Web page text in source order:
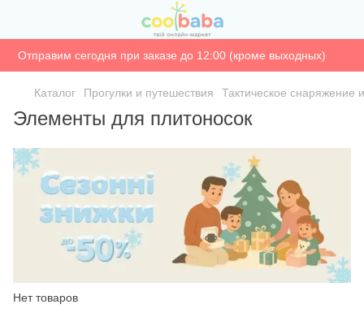
Отправим сегодня при заказе до 12:00 (кроме выходных)
Каталог Прогулки и путешествия Тактическое снаряжение
Элементы для плитоносок
Нет товаров